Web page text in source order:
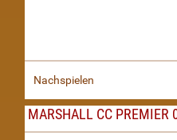
Nachspielen
MARSHALL CC PREMIER